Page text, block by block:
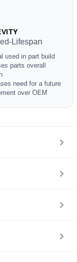
Lifespan
used in part build
parts overall
need for a future
over OEM